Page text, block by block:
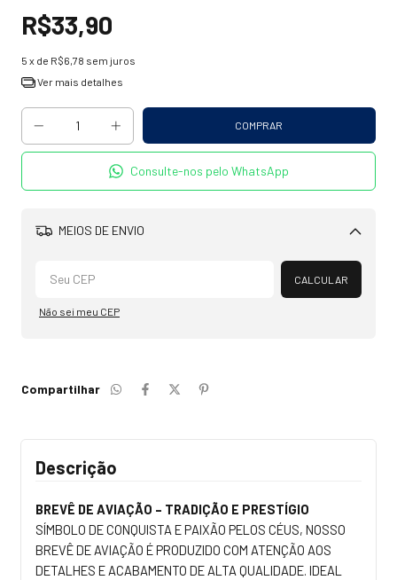
R$33,90
5 x de R$6,78 sem juros
Ver mais detalhes
Consulte-nos pelo WhatsApp
MEIOS DE ENVIO
Alterar CEP
CALCULAR
Não sei meu CEP
Compartilhar
Descrição
BREVÊ DE AVIAÇÃO – TRADIÇÃO E PRESTÍGIO
SÍMBOLO DE CONQUISTA E PAIXÃO PELOS CÉUS, NOSSO
BREVÊ DE AVIAÇÃO É PRODUZIDO COM ATENÇÃO AOS
DETALHES E ACABAMENTO DE ALTA QUALIDADE. IDEAL